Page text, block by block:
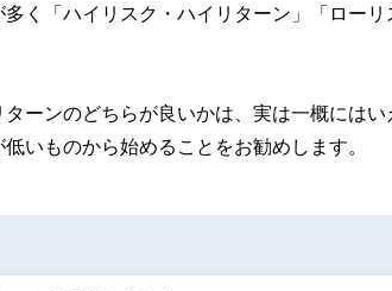
く「ハイリスク・ハイリターン」「ロー
ーンのどちらが良いかは、実は一概には
いものから始めることをお勧めします。